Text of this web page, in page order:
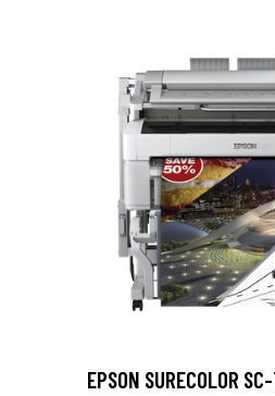
EPSON SURECOLOR